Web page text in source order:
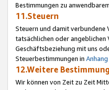
Bestimmungen zu
11.Steuern
Steuern und damit verbundene
tatsächlichen oder
Geschäftsbeziehung mit uns
Steuerbestimmungen in Anhang
12.Weitere
Wir können von Zeit zu Zeit